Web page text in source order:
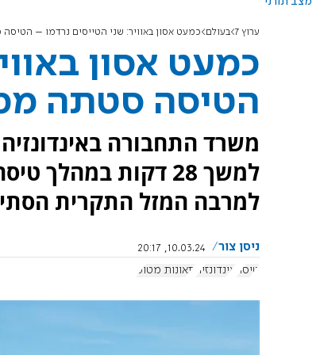
ערוץ 7 בעולם כמעט אסון באוויר: שני הטייסים נרדמו –
כמעט אסון
הטיסה סטתה
משרד התחבורה
למשך 28 דקות
למרבה המזל התקרית
ניסן צור
10.03.24, 20:17
טיסה
אינדונזיה תאונות מטוס